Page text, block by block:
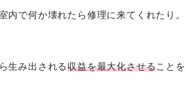
内で何か壊れたら修理に来てくれたり。
生み出される収益を最大化させることを